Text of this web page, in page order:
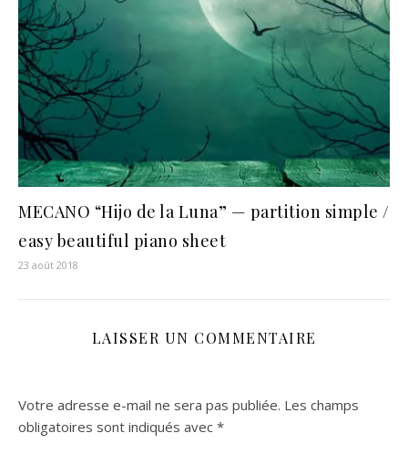
MECANO “Hijo de la Luna” — partition simple /
easy beautiful piano sheet
23 août 2018
LAISSER UN COMMENTAIRE
Votre adresse e-mail ne sera pas publiée. Les champs
obligatoires sont indiqués avec *